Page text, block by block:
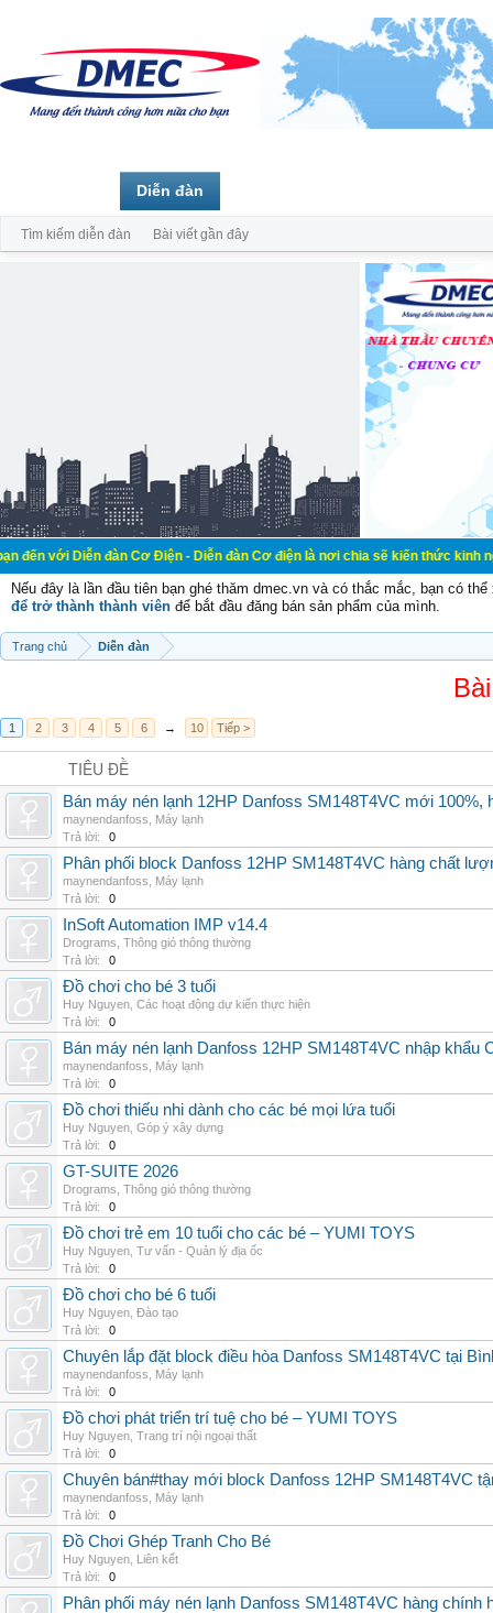
đàn Cơ Điện - Diễn đàn Cơ điện là nơi chia sẽ kiến thức kinh nghiệm
Nếu đây là lần đầu tiên bạn ghé thăm dmec.vn và có thắc mắc, bạn có
để trở thành thành viên để bắt đầu đăng bán sản phẩm của mình.
Trang chủ Diễn đàn
1 2 3 4 5 6 → 10 Tiếp >
TIÊU ĐỀ
Bán máy nén lạnh 12HP Danfoss SM148T4VC mới
maynendanfoss
Máy lạnh
Trả lời:
0
Phân phối block Danfoss 12HP SM148T4VC hàng chất
maynendanfoss
Máy lạnh
Trả lời:
0
InSoft Automation IMP v14.4
Drograms Thông gió thông thường
Trả lời:
0
Đồ chơi cho bé 3 tuổi
Huy Nguyen Các hoạt động dự kiến thực hiện
Trả lời:
0
Bán máy nén lạnh Danfoss 12HP SM148T4VC nhập khẩu
maynendanfoss
Máy lạnh
Trả lời:
0
Đồ chơi thiếu nhi dành cho các bé mọi lứa tuổi
Huy Nguyen Góp ý xây dựng
Trả lời:
0
GT-SUITE 2026
Drograms Thông gió thông thường
Trả lời:
0
Đồ chơi trẻ em 10 tuổi cho các bé – YUMI TOYS
Huy Nguyen Tư vấn - Quản lý địa ốc
Trả lời:
0
Đồ chơi cho bé 6 tuổi
Huy Nguyen Đào tạo
Trả lời:
0
Chuyên lắp đặt block điều hòa Danfoss SM148T4VC tại
maynendanfoss
Máy lạnh
Trả lời:
0
Đồ chơi phát triển trí tuệ cho bé – YUMI TOYS
Huy Nguyen Trang trí nội ngoại thất
Trả lời:
0
Chuyên bán#thay mới block Danfoss 12HP SM148T4VC
maynendanfoss
Máy lạnh
Trả lời:
0
Đồ Chơi Ghép Tranh Cho Bé
Huy Nguyen Liên kết
Trả lời:
0
Phân phối máy nén lạnh Danfoss SM148T4VC hàng chính
Diễn đàn
Tìm kiếm diễn đàn Bài viết gần đây